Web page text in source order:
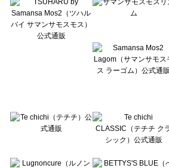
Lugnoncure（ルノンキュール）のワンピース一覧
BETTY'S BLUE（べティーズブルー）のワンピース一覧
Wpc.（ワールドパーティー）のワンピース一覧